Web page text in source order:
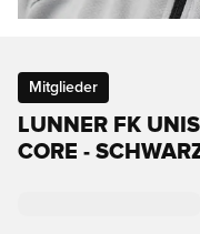
Mitglieder
LUNNER FK
CORE -